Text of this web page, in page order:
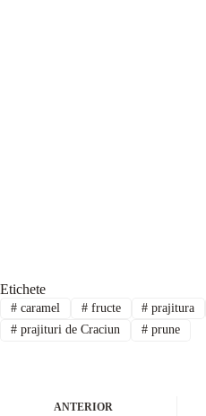
Etichete
#caramel #fructe # prajitura
#prajituri de Craciun #prune
ANTERIOR